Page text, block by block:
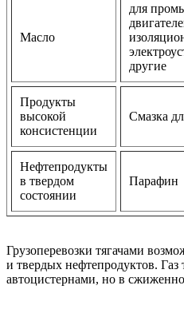
Масло
для
другие
Продукты
высокой
консистенции
Смазка
Нефтепродукты
в твердом
состоянии
Парафин
Грузоперевозки тягачами
и твердых нефтепродуктов. Газ
автоцистернами, но в